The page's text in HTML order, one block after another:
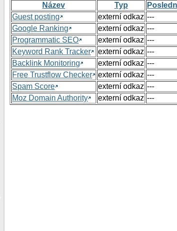
Název
Typ
Guest posting
externí odkaz ---
Google Ranking
externí odkaz ---
Programmatic SEO
externí odkaz ---
Keyword Rank Tracker
externí odkaz ---
Backlink Monitoring
externí odkaz ---
Free Trustflow Checker
externí odkaz ---
Spam Score
externí odkaz ---
Moz Domain Authority
externí odkaz ---